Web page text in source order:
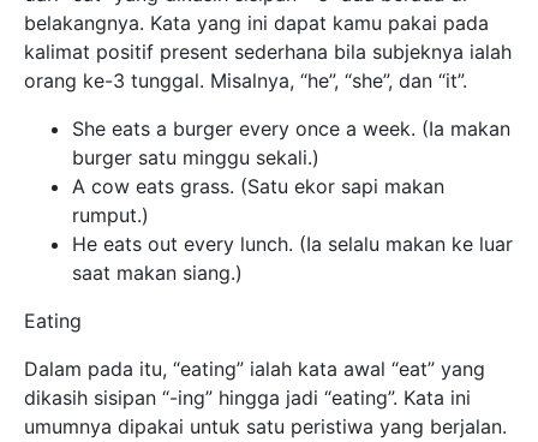
belakangnya. Kata yang ini dapat kamu pakai pada
kalimat positif present sederhana bila subjeknya ialah
orang ke-3 tunggal. Misalnya, “he”, “she”, dan “it”.
She eats a burger every once a week. (Ia makan
burger satu minggu sekali.)
A cow eats grass. (Satu ekor sapi makan
rumput.)
He eats out every lunch. (Ia selalu makan ke luar
saat makan siang.)
Eating
Dalam pada itu, “eating” ialah kata awal “eat” yang
dikasih sisipan “-ing” hingga jadi “eating”. Kata ini
umumnya dipakai untuk satu peristiwa yang berjalan.